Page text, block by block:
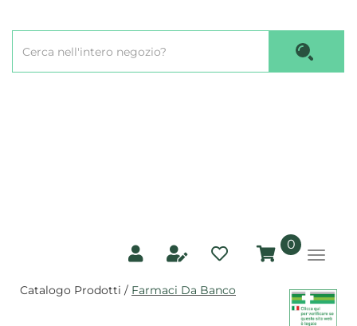
principale
Prodotto
0prodotti
inseriti
Catalogo Prodotti / Farmaci Da Banco